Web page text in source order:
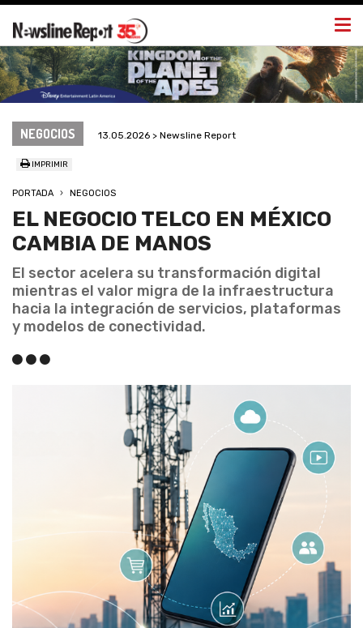
NEGOCIOS 13.05.2026 > Newsline Report
IMPRIMIR
PORTADA NEGOCIOS
EL NEGOCIO TELCO EN MÉXICO
CAMBIA DE MANOS
El sector acelera su transformación digital
mientras el valor migra de la infraestructura
hacia la integración de servicios, plataformas
y modelos de conectividad.